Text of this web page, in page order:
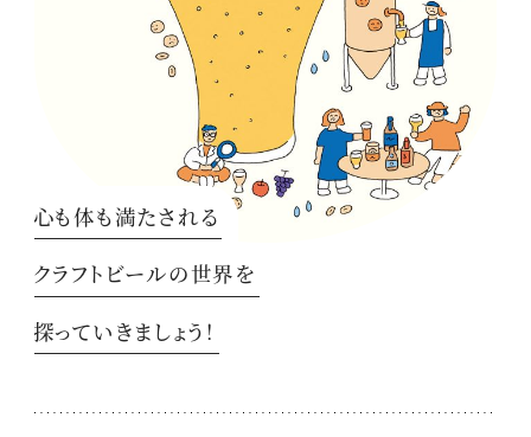
心も体も満たされる
クラフトビールの世界を
探っていきましょう！